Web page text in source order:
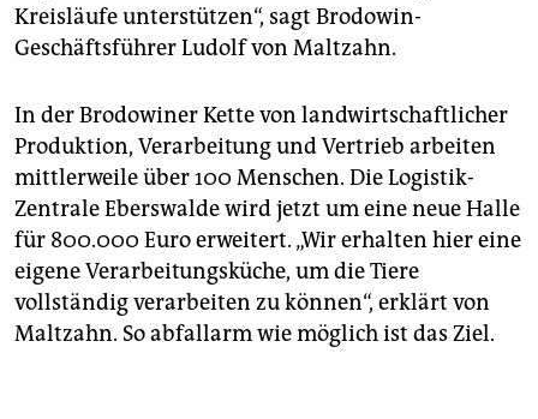
Kreisläufe unterstützen“, sagt Brodowin-
Geschäftsführer Ludolf von Maltzahn.
In der Brodowiner Kette von landwirtschaftlicher
Produktion, Verarbeitung und Vertrieb arbeiten
mittlerweile über 100 Menschen. Die Logistik-
Zentrale Eberswalde wird jetzt um eine neue Halle
für 800.000 Euro erweitert. „Wir erhalten hier eine
eigene Verarbeitungsküche, um die Tiere
vollständig verarbeiten zu können“, erklärt von
Maltzahn. So abfallarm wie möglich ist das Ziel.